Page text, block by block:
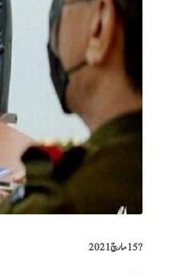
?️15 مارچ 2021